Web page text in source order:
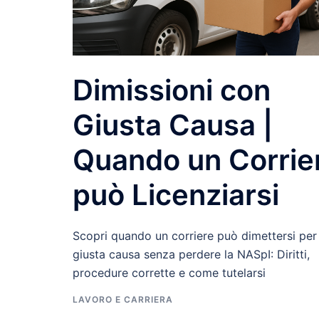
Dimissioni con
Giusta Causa |
Quando un
può Licenziarsi
Scopri quando un corriere può dimettersi per
giusta causa senza perdere la NASpI: Diritti,
procedure corrette e come tutelarsi
LAVORO E CARRIERA